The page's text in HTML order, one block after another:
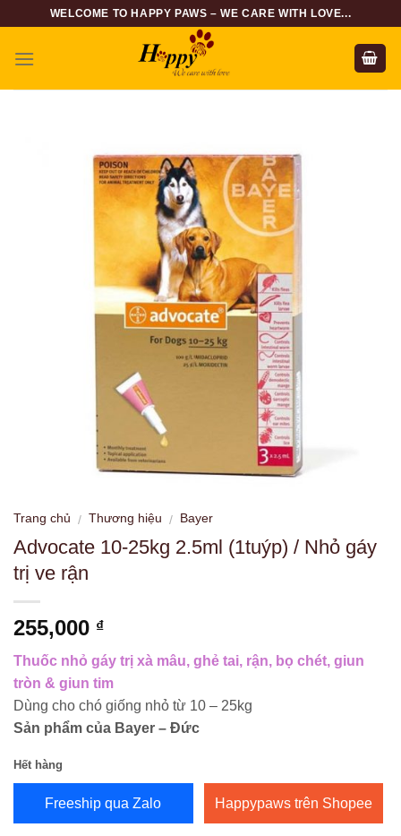
content
WELCOME TO HAPPY PAWS – WE CARE WITH LOVE...
Trang chủ / Thương hiệu / Bayer
Advocate 10-25kg 2.5ml (1tuýp) / Nhỏ gáy
trị ve rận
255,000 ₫
Thuốc nhỏ gáy trị xà mâu, ghẻ tai, rận, bọ chét, giun
tròn & giun tim
Dùng cho chó giống nhỏ từ 10 – 25kg
Sản phẩm của Bayer – Đức
Hết hàng
Freeship qua Zalo Happypaws trên Shopee